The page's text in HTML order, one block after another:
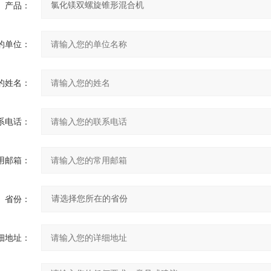
产品：
单位：
姓名：
电话：
邮箱：
省份：
地址：